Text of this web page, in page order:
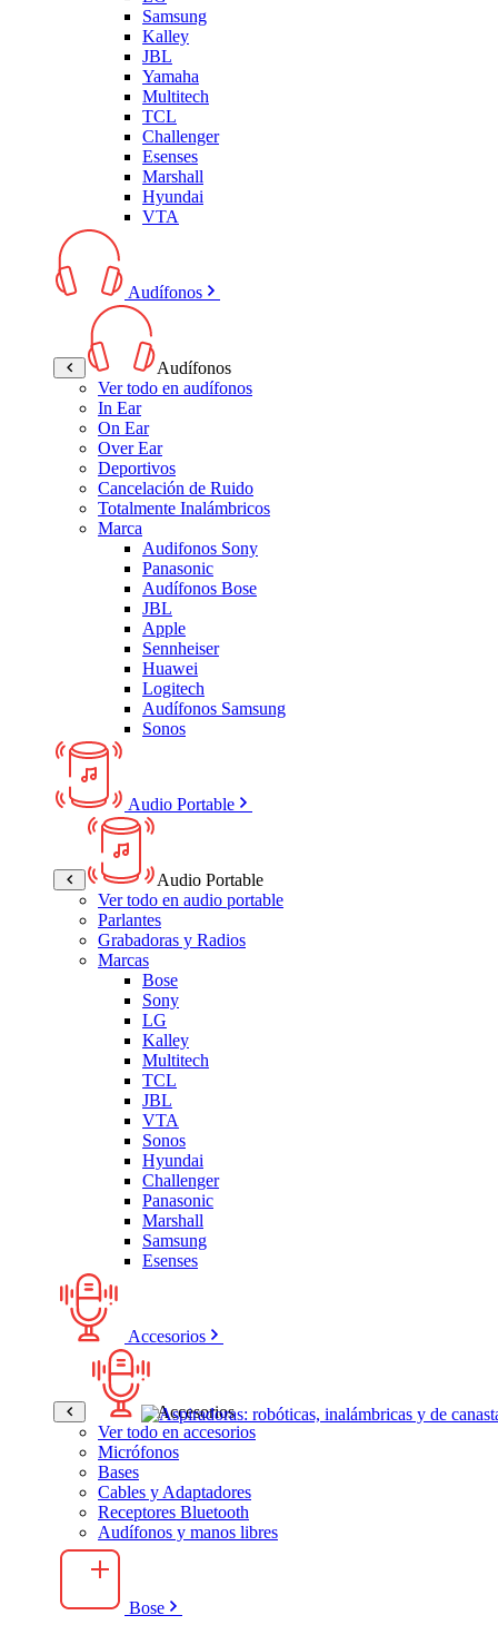
Samsung
Kalley
JBL
Yamaha
Multitech
TCL
Challenger
Esenses
Marshall
Hyundai
VTA
Audífonos
Audífonos
Ver todo en audífonos
In Ear
On Ear
Over Ear
Deportivos
Cancelación de Ruido
Totalmente Inalámbricos
Marca
Audifonos Sony
Panasonic
Audífonos Bose
JBL
Apple
Sennheiser
Huawei
Logitech
Audífonos Samsung
Sonos
Audio Portable
Audio Portable
Ver todo en audio portable
Parlantes
Grabadoras y Radios
Marcas
Bose
Sony
LG
Kalley
Multitech
TCL
JBL
VTA
Sonos
Hyundai
Challenger
Panasonic
Marshall
Samsung
Esenses
Accesorios
Accesorios
Ver todo en accesorios
Micrófonos
Bases
Cables y Adaptadores
Receptores Bluetooth
Audífonos y manos libres
Bose